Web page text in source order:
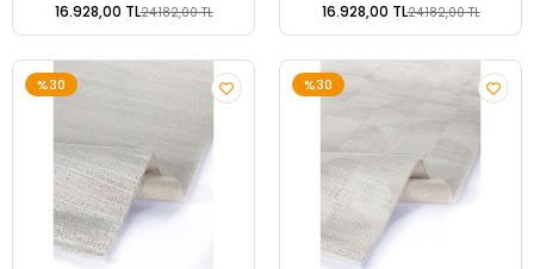
16.928,00 TL24.182,00 TL
16.928,00 TL24.182,00 TL
%30 %30